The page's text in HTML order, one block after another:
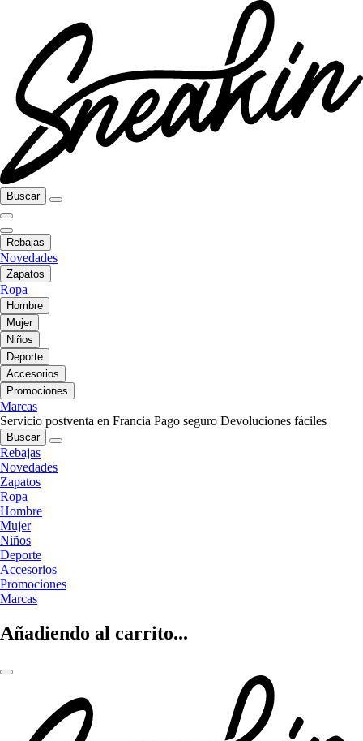
Buscar
Rebajas
Novedades
Zapatos
Ropa
Hombre
Mujer
Niños
Deporte
Accesorios
Promociones
Marcas
Servicio postventa en Francia Pago seguro Devoluciones fáciles
Buscar
Rebajas
Novedades
Zapatos
Ropa
Hombre
Mujer
Niños
Deporte
Accesorios
Promociones
Marcas
Añadiendo al carrito...